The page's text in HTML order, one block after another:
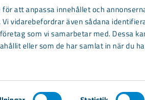
att anpassa innehållet och
vidarebefordrar även sådana
som vi samarbetar med. Dessa
eller som de har samlat in när du